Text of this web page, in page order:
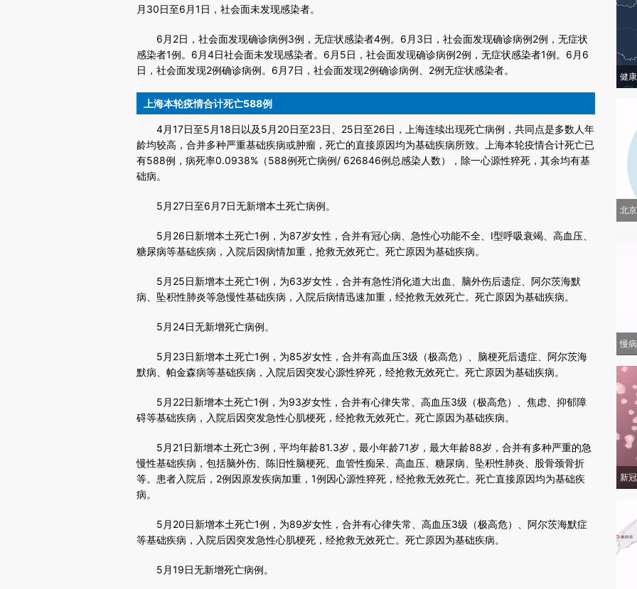
月30日至6月1日，社会面未发现感染者。
6月2日，社会面发现确诊病例3例，无症状感染者4例。6月3日，社会面发现确诊病例2例，无症状
感染者1例。6月4日社会面未发现感染者。6月5日，社会面发现确诊病例2例，无症状感染者1例。6月6
日，社会面发现2例确诊病例。6月7日，社会面发现2例确诊病例、2例无症状感染者。
上海本轮疫情合计死亡588例
4月17日至5月18日以及5月20日至23日、25日至26日，上海连续出现死亡病例，共同点是多数人年
龄均较高，合并多种严重基础疾病或肿瘤，死亡的直接原因均为基础疾病所致。上海本轮疫情合计死亡已
有588例，病死率0.0938%（588例死亡病例/ 626846例总感染人数），除一心源性猝死，其余均有基
础病。
5月27日至6月7日无新增本土死亡病例。
5月26日新增本土死亡1例，为87岁女性，合并有冠心病、急性心功能不全、I型呼吸衰竭、高血压、
糖尿病等基础疾病，入院后因病情加重，抢救无效死亡。死亡原因为基础疾病。
5月25日新增本土死亡1例，为63岁女性，合并有急性消化道大出血、脑外伤后遗症、阿尔茨海默
病、坠积性肺炎等急慢性基础疾病，入院后病情迅速加重，经抢救无效死亡。死亡原因为基础疾病。
5月24日无新增死亡病例。
5月23日新增本土死亡1例，为85岁女性，合并有高血压3级（极高危）、脑梗死后遗症、阿尔茨海
默病、帕金森病等基础疾病，入院后因突发心源性猝死，经抢救无效死亡。死亡原因为基础疾病。
5月22日新增本土死亡1例，为93岁女性，合并有心律失常、高血压3级（极高危）、焦虑、抑郁障
碍等基础疾病，入院后因突发急性心肌梗死，经抢救无效死亡。死亡原因为基础疾病。
5月21日新增本土死亡3例，平均年龄81.3岁，最小年龄71岁，最大年龄88岁，合并有多种严重的急
慢性基础疾病，包括脑外伤、陈旧性脑梗死、血管性痴呆、高血压、糖尿病、坠积性肺炎、股骨颈骨折
等。患者入院后，2例因原发疾病加重，1例因心源性猝死，经抢救无效死亡。死亡直接原因均为基础疾
病。
5月20日新增本土死亡1例，为89岁女性，合并有心律失常、高血压3级（极高危）、阿尔茨海默症
等基础疾病，入院后因突发急性心肌梗死，经抢救无效死亡。死亡原因为基础疾病。
5月19日无新增死亡病例。
健
北
慢
新